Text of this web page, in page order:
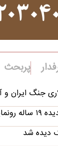
پربحث
جنگ ایران و
کرد
دیده شد